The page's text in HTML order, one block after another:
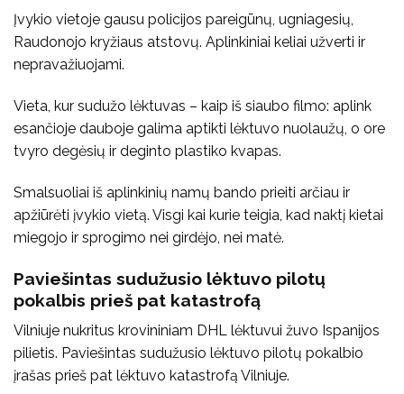
Įvykio vietoje gausu policijos pareigūnų, ugniagesių,
Raudonojo kryžiaus atstovų. Aplinkiniai keliai užverti ir
nepravažiuojami.
Vieta, kur sudužo lėktuvas – kaip iš siaubo filmo: aplink
esančioje dauboje galima aptikti lėktuvo nuolaužų, o ore
tvyro degėsių ir deginto plastiko kvapas.
Smalsuoliai iš aplinkinių namų bando prieiti arčiau ir
apžiūrėti įvykio vietą. Visgi kai kurie teigia, kad naktį kietai
miegojo ir sprogimo nei girdėjo, nei matė.
Paviešintas sudužusio lėktuvo pilotų
pokalbis prieš pat katastrofą
Vilniuje nukritus krovininiam DHL lėktuvui žuvo Ispanijos
pilietis. Paviešintas sudužusio lėktuvo pilotų pokalbio
įrašas prieš pat lėktuvo katastrofą Vilniuje.